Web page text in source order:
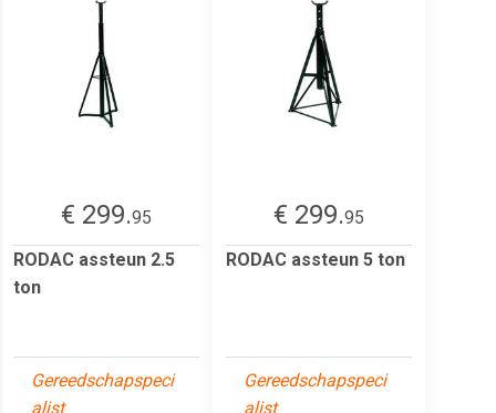
€ 299.95
RODAC assteun 2.5
ton
Gereedschapspeci
alist
€ 299.95
RODAC assteun 5 ton
Gereedschapspeci
alist